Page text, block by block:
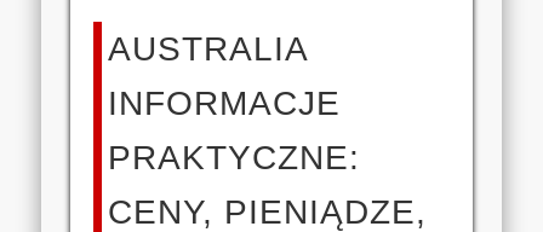
AUSTRALIA
INFORMACJE
PRAKTYCZNE:
CENY, PIENIĄDZE,